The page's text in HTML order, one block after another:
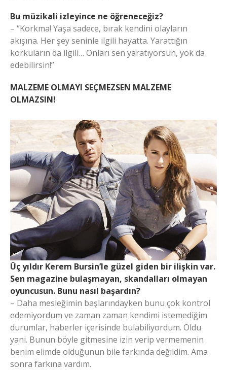
Bu müzikali izleyince ne öğreneceğiz?
– “Korkma! Yaşa sadece, bırak kendini olayların
akışına. Her şey seninle ilgili hayatta. Yarattığın
korkuların da ilgili… Onları sen yaratıyorsun, yok da
edebilirsin!”
MALZEME OLMAYI SEÇMEZSEN MALZEME
OLMAZSIN!
Üç yıldır Kerem Bursin’le güzel giden bir ilişkin var.
Sen magazine bulaşmayan, skandalları olmayan
oyuncusun. Bunu nasıl başardın?
– Daha mesleğimin başlarındayken bunu çok kontrol
edemiyordum ve zaman zaman kendimi istemediğim
durumlar, haberler içerisinde bulabiliyordum. Oldu
yani. Bunun böyle gitmesine izin verip vermemenin
benim elimde olduğunun bile farkında değildim. Ama
sonra farkına vardım.